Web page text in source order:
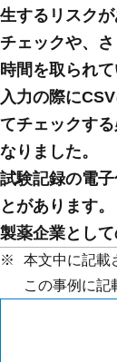
生するリスク
チェックや、
時間を取られ
入力の際に
てチェックす
なりました。
試験記録の電
とがあります
製薬企業とし
本文中に記載
この事例に記